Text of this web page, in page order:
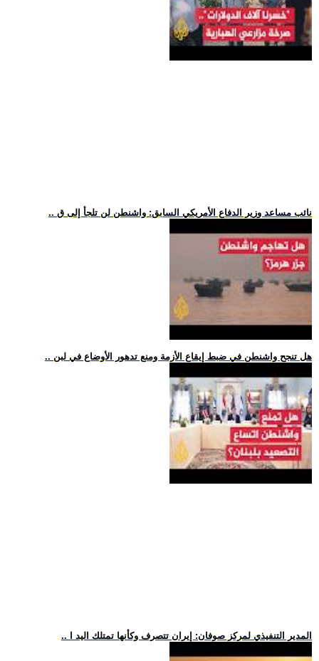
.. نائب مساعد وزير الدفاع الأمريكي السابق: واشنطن لن تلجأ إلى ق
.. هل تنجح واشنطن في ضبط إيقاع الأزمة ومنع تدهور الأوضاع في لبن
.. المدير التنفيذي لمركز صوفان: إيران تتصرف وكأنها تمتلك اليد ا